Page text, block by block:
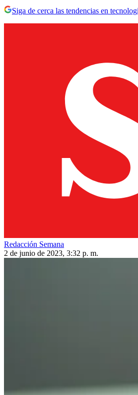
Siga de cerca las tendencias en
Redacción Semana
2 de junio de 2023, 3:32 p. m.